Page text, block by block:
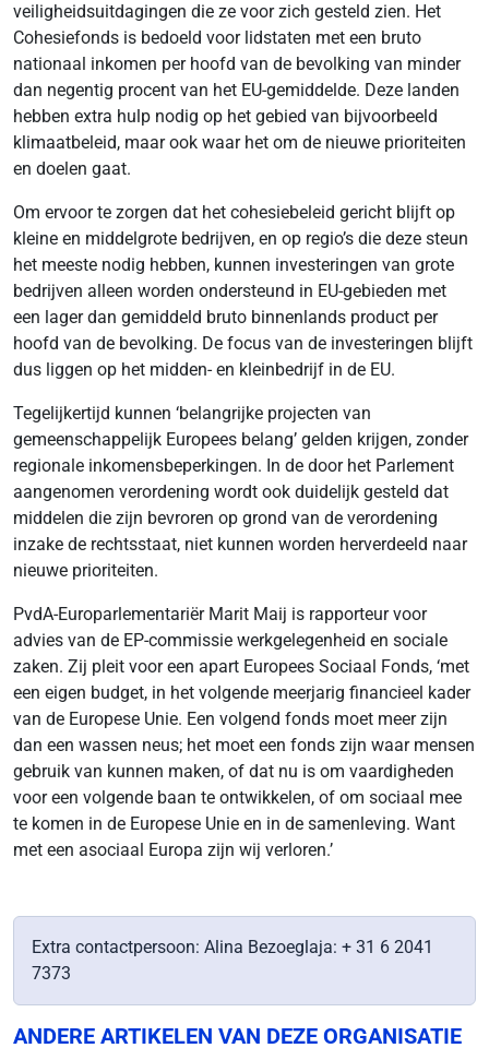
veiligheidsuitdagingen die ze voor zich gesteld zien. Het
Cohesiefonds is bedoeld voor lidstaten met een bruto
nationaal inkomen per hoofd van de bevolking van minder
dan negentig procent van het EU-gemiddelde. Deze landen
hebben extra hulp nodig op het gebied van bijvoorbeeld
klimaatbeleid, maar ook waar het om de nieuwe prioriteiten
en doelen gaat.
Om ervoor te zorgen dat het cohesiebeleid gericht blijft op
kleine en middelgrote bedrijven, en op regio’s die deze steun
het meeste nodig hebben, kunnen investeringen van grote
bedrijven alleen worden ondersteund in EU-gebieden met
een lager dan gemiddeld bruto binnenlands product per
hoofd van de bevolking. De focus van de investeringen blijft
dus liggen op het midden- en kleinbedrijf in de EU.
Tegelijkertijd kunnen ‘belangrijke projecten van
gemeenschappelijk Europees belang’ gelden krijgen, zonder
regionale inkomensbeperkingen. In de door het Parlement
aangenomen verordening wordt ook duidelijk gesteld dat
middelen die zijn bevroren op grond van de verordening
inzake de rechtsstaat, niet kunnen worden herverdeeld naar
nieuwe prioriteiten.
PvdA-Europarlementariër Marit Maij is rapporteur voor
advies van de EP-commissie werkgelegenheid en sociale
zaken. Zij pleit voor een apart Europees Sociaal Fonds, ‘met
een eigen budget, in het volgende meerjarig financieel kader
van de Europese Unie. Een volgend fonds moet meer zijn
dan een wassen neus; het moet een fonds zijn waar mensen
gebruik van kunnen maken, of dat nu is om vaardigheden
voor een volgende baan te ontwikkelen, of om sociaal mee
te komen in de Europese Unie en in de samenleving. Want
met een asociaal Europa zijn wij verloren.’
Extra contactpersoon: Alina Bezoeglaja: + 31 6 2041
7373
ANDERE ARTIKELEN VAN DEZE ORGANISATIE